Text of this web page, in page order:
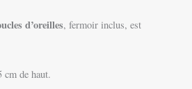
d’oreilles, fermoir inclus, est
cm de haut.